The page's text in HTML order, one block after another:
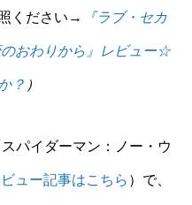
ください→ 『ラブ・セカ
おわりから』レビュー☆
？ ）
パイダーマン：ノー・ウ
ュー記事はこちら ）で、